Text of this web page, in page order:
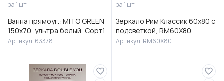
за 1 шт
Ванна прямоуг.: MITO GREEN
150x70, ультра белый, Сорт1
Артикул: 63378
за 1 шт
Зеркало Рим Классик 60х80 с
подсветкой, RM60X80
Артикул: RM60X80